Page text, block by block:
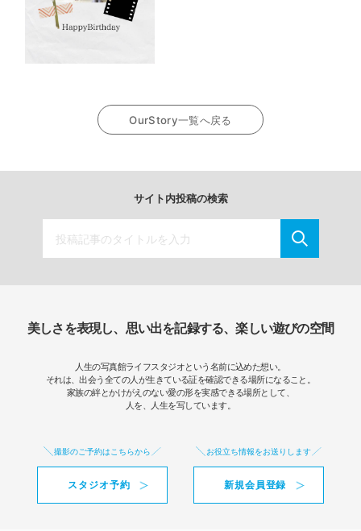
OurStory一覧へ戻る
サイト内投稿の検索
美しさを表現し、思い出を記録する、楽しい遊びの空間
人生の写真館ライフスタジオという名前に込めた想い。
それは、出会う全ての人が生きている証を確認できる場所になること。
家族の絆とかけがえのない愛の形を実感できる場所として、
人を、人生を写しています。
撮影のご予約はこちらから
スタジオ予約
お役立ち情報をお送りします
新規会員登録